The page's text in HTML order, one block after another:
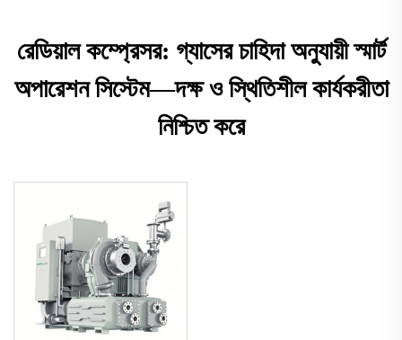
রেডিয়াল কম্প্রেসর: গ্যাসের চাহিদা অনুযায়ী স্মার্ট
অপারেশন সিস্টেম—দক্ষ ও স্থিতিশীল কার্যকরীতা
নিশ্চিত করে